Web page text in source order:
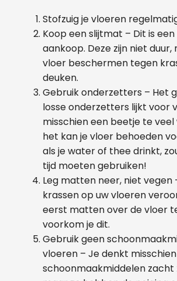
Stofzuig je vloeren
Koop een slijtmat – Dit is
aankoop. Deze zijn niet duur,
vloer beschermen tegen
deuken.
Gebruik onderzetters – Het
losse onderzetters lijkt voor
misschien een beetje te
het kan je vloer behoeden
als je water of thee drinkt,
tijd moeten gebruiken!
Leg matten neer, niet vegen
krassen op uw vloeren
eerst matten over de vloer
voorkom je dit.
Gebruik geen
vloeren – Je denkt
schoonmaakmiddelen zacht